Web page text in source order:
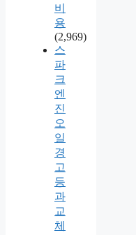
비
용
(2,969)
스
파
크
엔
진
오
일
경
고
등
과
교
체